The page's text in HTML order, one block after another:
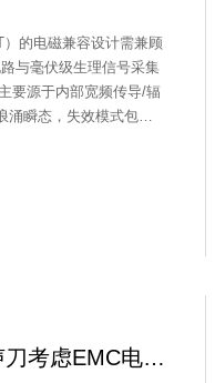
的电磁兼容设计需兼顾
与毫伏级生理信号采集
要源于内部宽频传导/辐
瞬态，失效模式包括
超声刀,为什么超声刀考虑EMC电磁兼容？